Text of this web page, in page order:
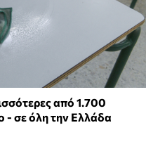
από 1.700
- σε όλη την Ελλάδα